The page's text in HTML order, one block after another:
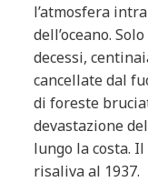
l’atmosfera
dell’oceano.
decessi,
cancellate dal
di foreste
devastazione
lungo la costa. Il
risaliva al 1937.